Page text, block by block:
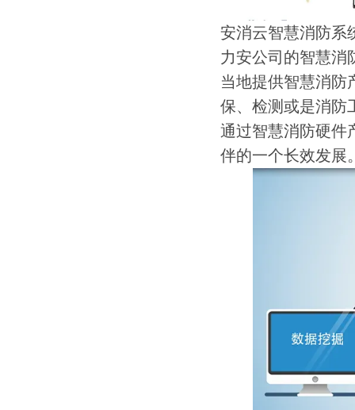
安消云智慧消防系
力安公司的智慧消
当地提供智慧消防
保、检测或是消防
通过智慧消防硬件
伴的一个长效发展